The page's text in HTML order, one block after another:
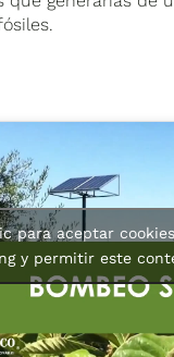
para aceptar
y permitir este